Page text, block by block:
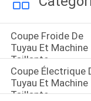
Coupe Froide De
Tuyau Et Machine
Taillante
Coupe Électrique
Tuyau Et Machine
Taillante